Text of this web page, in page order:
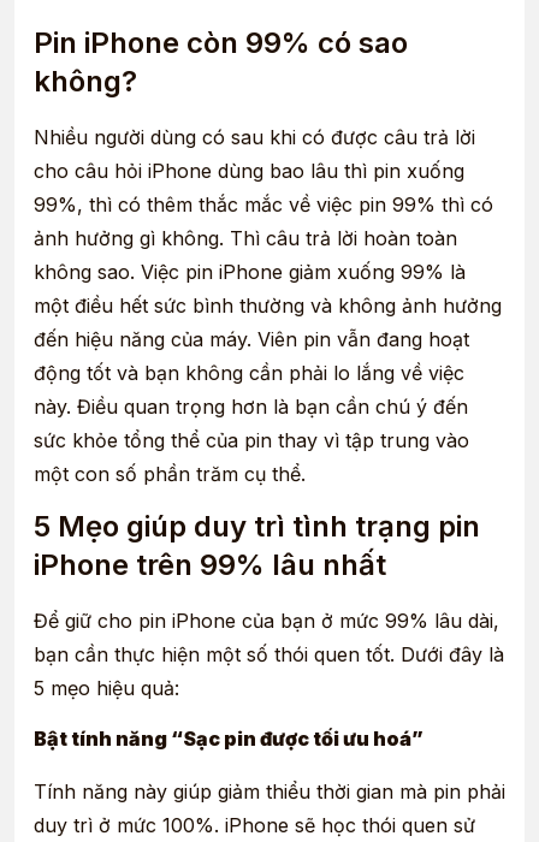
Pin iPhone còn 99% có sao
không?
Nhiều người dùng có sau khi có được câu trả lời
cho câu hỏi iPhone dùng bao lâu thì pin xuống
99%, thì có thêm thắc mắc về việc pin 99% thì có
ảnh hưởng gì không. Thì câu trả lời hoàn toàn
không sao. Việc pin iPhone giảm xuống 99% là
một điều hết sức bình thường và không ảnh hưởng
đến hiệu năng của máy. Viên pin vẫn đang hoạt
động tốt và bạn không cần phải lo lắng về việc
này. Điều quan trọng hơn là bạn cần chú ý đến
sức khỏe tổng thể của pin thay vì tập trung vào
một con số phần trăm cụ thể.
5 Mẹo giúp duy trì tình trạng pin
iPhone trên 99% lâu nhất
Để giữ cho pin iPhone của bạn ở mức 99% lâu dài,
bạn cần thực hiện một số thói quen tốt. Dưới đây là
5 mẹo hiệu quả:
Bật tính năng “Sạc pin được tối ưu hoá”
Tính năng này giúp giảm thiểu thời gian mà pin phải
duy trì ở mức 100%. iPhone sẽ học thói quen sử